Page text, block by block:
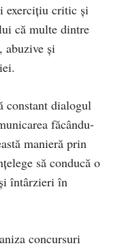
exercițiu critic și
că multe dintre
abuzive și
constant dialogul
făcându-
manieră prin
să conducă o
întârzieri în
concursuri